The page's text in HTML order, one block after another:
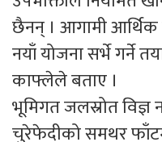
छैनन् । आगामी आर्थिक
नयाँ योजना सर्भे गर्ने
काफ्लेले बताए ।
भूमिगत जलस्रोत विज्ञ
चुरेफेदीको समथर